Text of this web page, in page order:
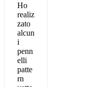
Ho
realiz
zato
alcun
i
penn
elli
patte
rn